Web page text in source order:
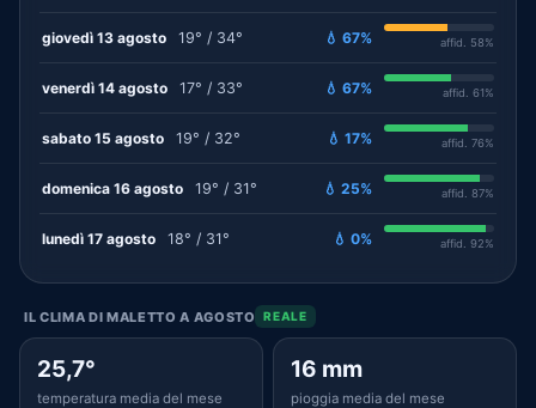
giovedì 13 agosto 19° / 34° 💧 67% affid. 58%
venerdì 14 agosto 17° / 33° 💧 67% affid. 61%
sabato 15 agosto 19° / 32° 💧 17% affid. 76%
domenica 16 agosto 19° / 31° 💧 25% affid. 87%
lunedì 17 agosto 18° / 31° 💧 0% affid. 92%
IL CLIMA DI MALETTO A AGOSTO REALE
25,7°
temperatura media del mese
16 mm
pioggia media del mese